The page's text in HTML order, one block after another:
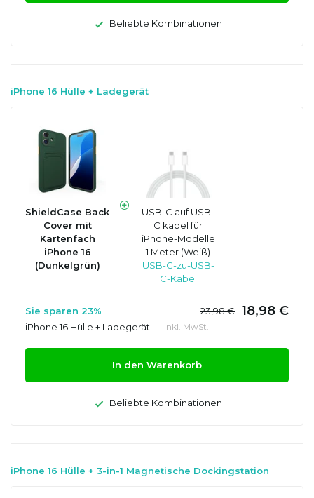
Beliebte Kombinationen
iPhone 16 Hülle + Ladegerät
ShieldCase Back
Cover mit
Kartenfach
iPhone 16
(Dunkelgrün)
USB-C auf USB-
C kabel für
iPhone-Modelle
1 Meter (Weiß)
USB-C-zu-USB-
C-Kabel
Sie sparen 23% 23,98 € 18,98 €
iPhone 16 Hülle + Ladegerät Inkl. MwSt.
In den Warenkorb
Beliebte Kombinationen
iPhone 16 Hülle + 3-in-1 Magnetische Dockingstation